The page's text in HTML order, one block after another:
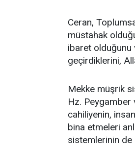
Ceran,
müstahak
ibaret olduğunu
geçirdiklerini,
Mekke müşrik
Hz. Peygamber
cahiliyenin,
bina etmeleri
sistemlerinin